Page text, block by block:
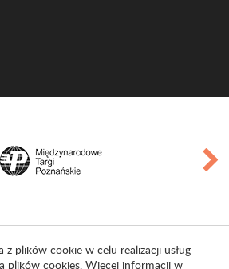
z plików cookie w celu realizacji usług
plików cookies. Więcej informacji w